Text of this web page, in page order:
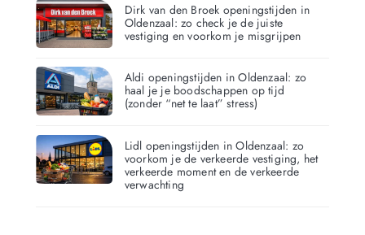
Dirk van den Broek openingstijden in
Oldenzaal: zo check je de juiste
vestiging en voorkom je misgrijpen
Aldi openingstijden in Oldenzaal: zo
haal je je boodschappen op tijd
(zonder “net te laat” stress)
Lidl openingstijden in Oldenzaal: zo
voorkom je de verkeerde vestiging, het
verkeerde moment en de verkeerde
verwachting